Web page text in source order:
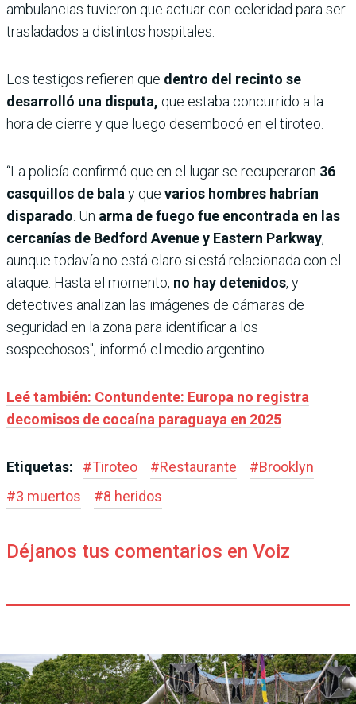
ambulancias tuvieron que actuar con celeridad para ser
trasladados a distintos hospitales.
Los testigos refieren que dentro del recinto se
desarrolló una disputa, que estaba concurrido a la
hora de cierre y que luego desembocó en el tiroteo.
“La policía confirmó que en el lugar se recuperaron 36
casquillos de balay que varios hombres habrían
disparado. Un arma de fuego fue encontrada en las
cercanías de Bedford Avenue y Eastern Parkway,
aunque todavía no está claro si está relacionada con el
ataque. Hasta el momento, no hay detenidos, y
detectives analizan las imágenes de cámaras de
seguridad en la zona para identificar a los
sospechosos", informó el medio argentino.
Leé también: Contundente: Europa no registra
decomisos de cocaína paraguaya en 2025
Etiquetas: #Tiroteo #Restaurante #Brooklyn
#3 muertos #8 heridos
Déjanos tus comentarios en Voiz